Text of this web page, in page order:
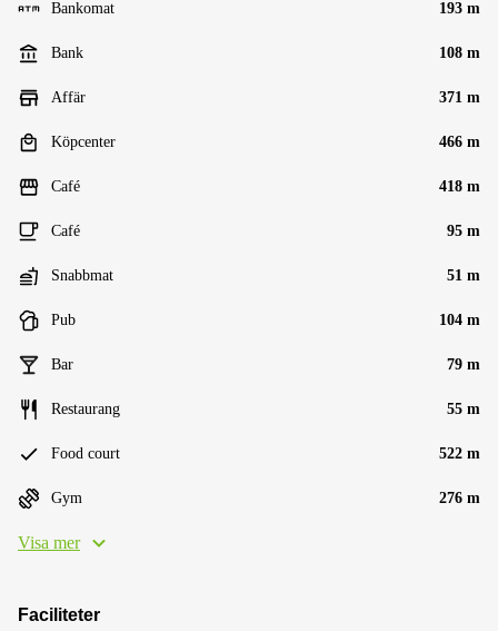
Bankomat 193 m
Bank 108 m
Affär 371 m
Köpcenter 466 m
Café 418 m
Café 95 m
Snabbmat 51 m
Pub 104 m
Bar 79 m
Restaurang 55 m
Food court 522 m
Gym 276 m
Visa mer
Faciliteter